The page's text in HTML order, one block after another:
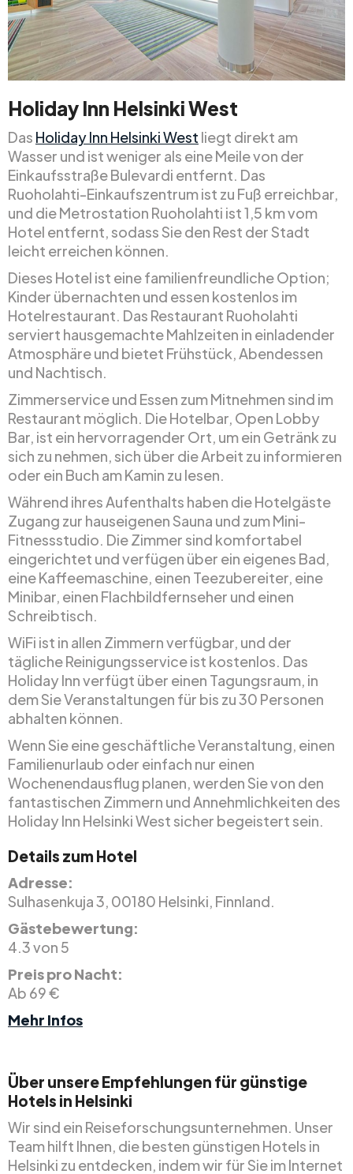
Holiday Inn Helsinki West
Das Holiday Inn Helsinki West liegt direkt am
Wasser und ist weniger als eine Meile von der
Einkaufsstraße Bulevardi entfernt. Das
Ruoholahti-Einkaufszentrum ist zu Fuß erreichbar,
und die Metrostation Ruoholahti ist 1,5 km vom
Hotel entfernt, sodass Sie den Rest der Stadt
leicht erreichen können.
Dieses Hotel ist eine familienfreundliche Option;
Kinder übernachten und essen kostenlos im
Hotelrestaurant. Das Restaurant Ruoholahti
serviert hausgemachte Mahlzeiten in einladender
Atmosphäre und bietet Frühstück, Abendessen
und Nachtisch.
Zimmerservice und Essen zum Mitnehmen sind im
Restaurant möglich. Die Hotelbar, Open Lobby
Bar, ist ein hervorragender Ort, um ein Getränk zu
sich zu nehmen, sich über die Arbeit zu informieren
oder ein Buch am Kamin zu lesen.
Während ihres Aufenthalts haben die Hotelgäste
Zugang zur hauseigenen Sauna und zum Mini-
Fitnessstudio. Die Zimmer sind komfortabel
eingerichtet und verfügen über ein eigenes Bad,
eine Kaffeemaschine, einen Teezubereiter, eine
Minibar, einen Flachbildfernseher und einen
Schreibtisch.
WiFi ist in allen Zimmern verfügbar, und der
tägliche Reinigungsservice ist kostenlos. Das
Holiday Inn verfügt über einen Tagungsraum, in
dem Sie Veranstaltungen für bis zu 30 Personen
abhalten können.
Wenn Sie eine geschäftliche Veranstaltung, einen
Familienurlaub oder einfach nur einen
Wochenendausflug planen, werden Sie von den
fantastischen Zimmern und Annehmlichkeiten des
Holiday Inn Helsinki West sicher begeistert sein.
Details zum Hotel
Adresse:
Sulhasenkuja 3, 00180 Helsinki, Finnland.
Gästebewertung:
4.3 von 5
Preis pro Nacht:
Ab 69 €
Mehr Infos
Über unsere Empfehlungen für günstige
Hotels in Helsinki
Wir sind ein Reiseforschungsunternehmen. Unser
Team hilft Ihnen, die besten günstigen Hotels in
Helsinki zu entdecken, indem wir für Sie im Internet